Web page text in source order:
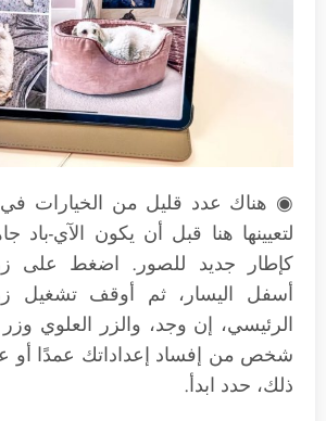
◉ هناك عدد قليل من الخيارات في
لتعيينها هنا قبل أن يكون الآي-باد
كإطار جديد للصور. اضغط على
أسفل اليسار، ثم أوقف تشغيل
الرئيسي، إن وجد، والزر العلوي
شخص من إفساد إعداداتك عمدًا أو
ذلك، حدد ابدأ.